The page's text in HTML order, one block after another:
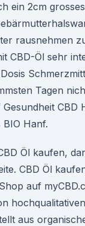
ein 2cm
rausnehmen
CBD-Öl sehr
Tagen
CBD
BIO Hanf.
Öl kaufen,
CBD Öl
auf
aus